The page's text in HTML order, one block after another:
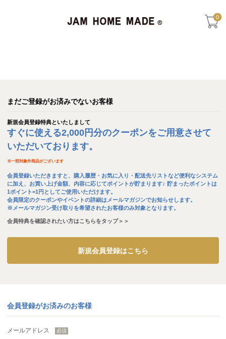
0
まだご登録がお済みでないお客様
新規会員登録特典といたしまして
すぐに使える2,000円分のクーポンをご用意させて
いただいております。
※一部対象外商品がございます
会員登録いただきますと、購入履歴・お気に入り・配送先リストなど便利なシステム
に加え、お買い上げ金額、内容に応じてポイントが貯まります♪ 貯まったポイントは
1ポイント=1円としてご使用いただけます。
会員限定のクーポンやイベントの詳細はメールマガジンでお知らせします。
※メールマガジン受け取りを希望されたお客様のみ対象となります。
会員特典を確認されたい方はこちらをタップ＞＞
新規会員登録はこちら
会員登録がお済みのお客様
メールアドレス